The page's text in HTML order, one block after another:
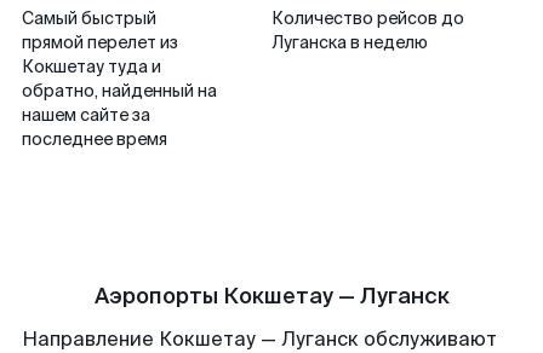
Самый быстрый
прямой перелет из
Кокшетау туда и
обратно, найденный на
нашем сайте за
последнее время
Количество рейсов до
Луганска в неделю
Аэропорты Кокшетау — Луганск
Направление Кокшетау — Луганск обслуживают